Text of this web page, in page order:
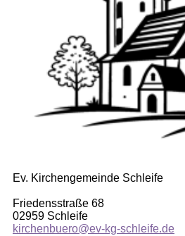
Ev. Kirchengemeinde Schleife
Friedensstraße 68
02959 Schleife
kirchenbuero@ev-kg-schleife.de